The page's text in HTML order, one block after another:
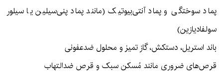
پماد سوختگی و پماد آنتی‌بیوتیک (مانند پماد پنی‌سیلین یا سیلور
سولفادیازین)
باند استریل، دستکش، گاز تمیز و محلول ضدعفونی
قرص‌های ضروری مانند مُسکن سبک و قرص ضدالتهاب